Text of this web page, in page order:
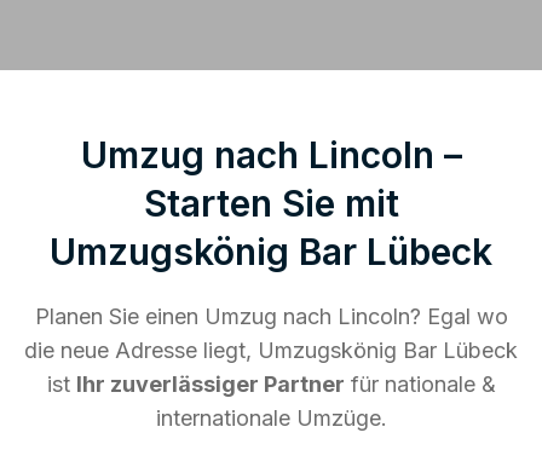
Umzug nach Lincoln –
Starten Sie mit
Umzugskönig Bar Lübeck
Planen Sie einen Umzug nach Lincoln? Egal wo
die neue Adresse liegt, Umzugskönig Bar Lübeck
ist Ihr zuverlässiger Partner für nationale &
internationale Umzüge.